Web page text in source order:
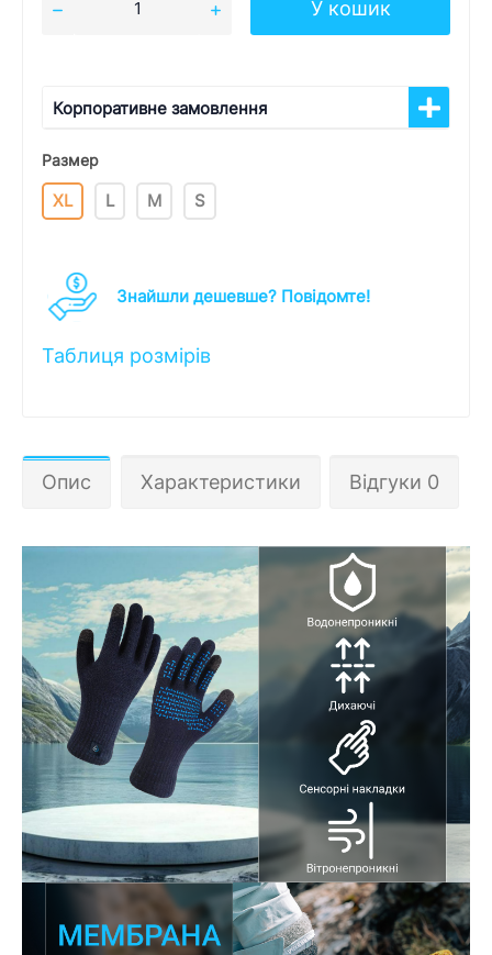
У кошик
Корпоративне замовлення
Размер
XL L M S
Знайшли дешевше? Повідомте!
Таблиця розмірів
Опис Характеристики Відгуки 0